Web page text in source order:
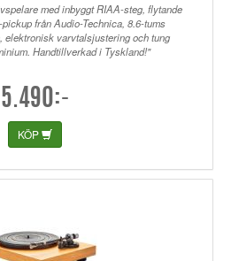
med inbyggt RIAA-steg, flytande
från Audio-Technica, 8.6-tums
elektronisk varvtalsjustering och tung
Handtillverkad i Tyskland!"
5.490:-
KÖP